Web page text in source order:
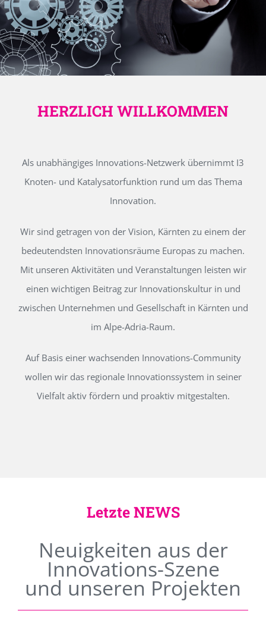
HERZLICH WILLKOMMEN
Als unabhängiges Innovations-Netzwerk übernimmt I3
Knoten- und Katalysatorfunktion rund um das Thema
Innovation.
Wir sind getragen von der Vision, Kärnten zu einem der
bedeutendsten Innovationsräume Europas zu machen.
Mit unseren Aktivitäten und Veranstaltungen leisten wir
einen wichtigen Beitrag zur Innovationskultur in und
zwischen Unternehmen und Gesellschaft in Kärnten und
im Alpe-Adria-Raum.
Auf Basis einer wachsenden Innovations-Community
wollen wir das regionale Innovationssystem in seiner
Vielfalt aktiv fördern und proaktiv mitgestalten.
Letzte NEWS
Neuigkeiten aus der
Innovations-Szene
und unseren Projekten